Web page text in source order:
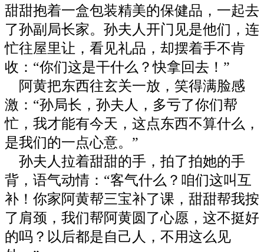
甜甜抱着一盒包装精美的保健品，一起去
了孙副局长家。孙夫人开门见是他们，连
忙往屋里让，看见礼品，却摆着手不肯
收：“你们这是干什么？快拿回去！”
阿黄把东西往玄关一放，笑得满脸感
激：“孙局长，孙夫人，多亏了你们帮
忙，我才能有今天，这点东西不算什么，
是我们的一点心意。”
孙夫人拉着甜甜的手，拍了拍她的手
背，语气动情：“客气什么？咱们这叫互
补！你家阿黄帮三宝补了课，甜甜帮我按
了肩颈，我们帮阿黄圆了心愿，这不挺好
的吗？以后都是自己人，不用这么见